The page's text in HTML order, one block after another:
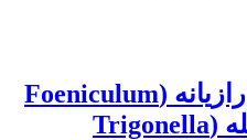
ارزیابی صفات زراعی رازیانه (Foeniculum
vulgare Mill.) و شنبلیله (Trigonella